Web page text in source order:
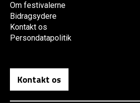
Om festivalerne
Bidragsydere
Kontakt os
Persondatapolitik
Kontakt os